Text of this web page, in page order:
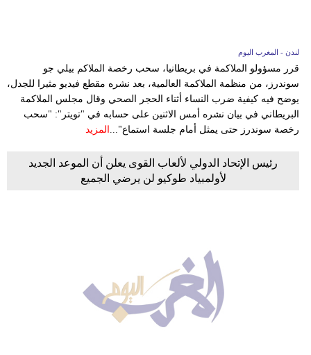
لندن - المغرب اليوم
قرر مسؤولو الملاكمة في بريطانيا، سحب رخصة الملاكم بيلي جو
سوندرز، من منظمة الملاكمة العالمية، بعد نشره مقطع فيديو مثيرا للجدل،
يوضح فيه كيفية ضرب النساء أثناء الحجر الصحي وقال مجلس الملاكمة
البريطاني في بيان نشره أمس الاثنين على حسابه في "تويتر": "سحب
رخصة سوندرز حتى يمثل أمام جلسة استماع"...
المزيد
رئيس الإتحاد الدولي لألعاب القوى يعلن أن الموعد الجديد
لأولمبياد طوكيو لن يرضي الجميع